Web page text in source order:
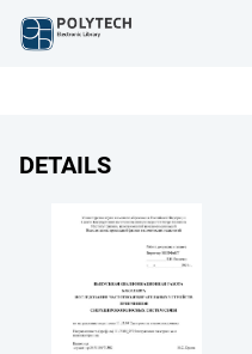
DETAILS